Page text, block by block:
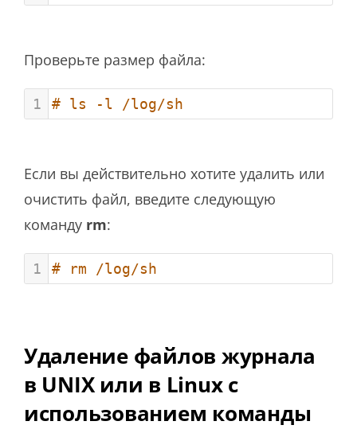
Проверьте размер файла:
1 # ls -l /log/sh
Если вы действительно хотите удалить или
очистить файл, введите следующую
команду rm:
1 # rm /log/sh
Удаление файлов журнала
в UNIX или в Linux с
использованием команды